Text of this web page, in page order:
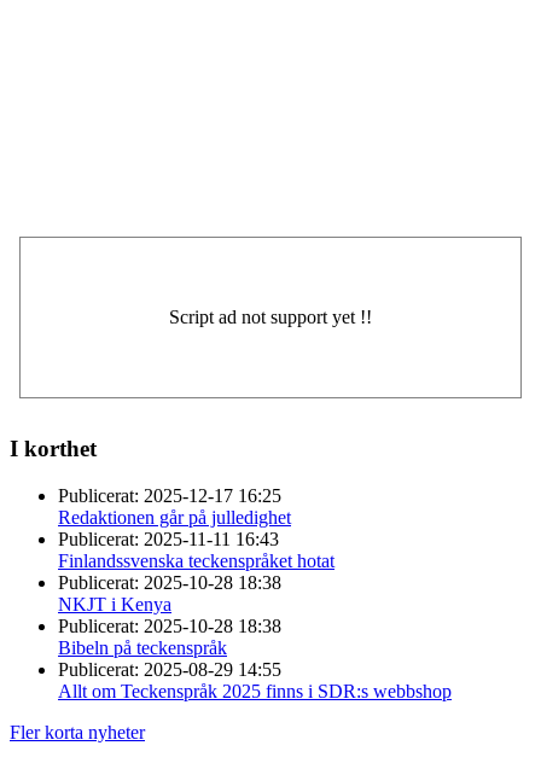
I korthet
Publicerat: 2025-12-17 16:25
Redaktionen går på julledighet
Publicerat: 2025-11-11 16:43
Finlandssvenska teckenspråket hotat
Publicerat: 2025-10-28 18:38
NKJT i Kenya
Publicerat: 2025-10-28 18:38
Bibeln på teckenspråk
Publicerat: 2025-08-29 14:55
Allt om Teckenspråk 2025 finns i SDR:s webbshop
Fler korta nyheter